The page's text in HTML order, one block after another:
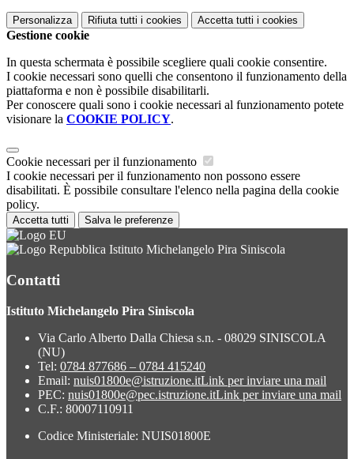
Personalizza Rifiuta tutti i cookies Accetta tutti i cookies
Gestione cookie
In questa schermata è possibile scegliere quali cookie consentire.
I cookie necessari sono quelli che consentono il funzionamento della
piattaforma e non è possibile disabilitarli.
Per conoscere quali sono i cookie necessari al funzionamento potete
visionare la COOKIE POLICY.
Cookie necessari per il funzionamento
I cookie necessari per il funzionamento non possono essere
disabilitati. È possibile consultare l'elenco nella pagina della cookie
policy.
Accetta tutti Salva le preferenze
Istituto Michelangelo Pira Siniscola
Contatti
Istituto Michelangelo Pira Siniscola
Via Carlo Alberto Dalla Chiesa s.n. - 08029 SINISCOLA
(NU)
Tel: 0784 877686 – 0784 415240
Email: nuis01800e@istruzione.itLink per inviare una mail
PEC: nuis01800e@pec.istruzione.itLink per inviare una mail
C.F.: 80007110911
Codice Ministeriale: NUIS01800E